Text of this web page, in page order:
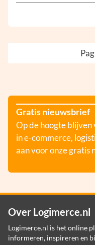
Gratis nieuwsbrief
Op de hoogte
in e-commerce,
aan voor onze gratis
Over Logimerce.nl
Logimerce.nl is het online
informeren, inspireren en